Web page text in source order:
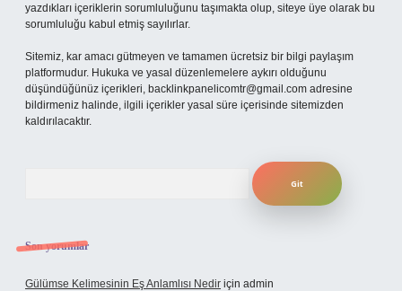
yazdıkları içeriklerin sorumluluğunu taşımakta olup, siteye üye olarak bu
sorumluluğu kabul etmiş sayılırlar.
Sitemiz, kar amacı gütmeyen ve tamamen ücretsiz bir bilgi paylaşım
platformudur. Hukuka ve yasal düzenlemelere aykırı olduğunu
düşündüğünüz içerikleri, backlinkpanelicomtr@gmail.com adresine
bildirmeniz halinde, ilgili içerikler yasal süre içerisinde sitemizden
kaldırılacaktır.
Son yorumlar
Gülümse Kelimesinin Eş Anlamlısı Nedir için admin